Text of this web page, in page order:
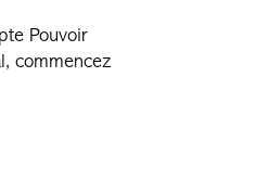
Pouvoir
commencez